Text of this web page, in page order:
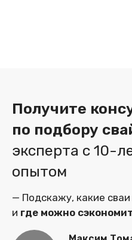
Получите
по подбору
эксперта с 10-
опытом
— Подскажу, какие
и где можно